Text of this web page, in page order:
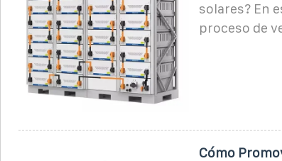
solares? En
proceso de
Cómo